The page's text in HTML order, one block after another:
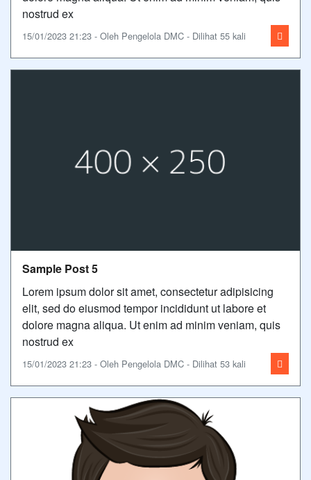
nostrud ex
15/01/2023 21:23 - Oleh Pengelola DMC - Dilihat 55 kali
Sample Post 5
Lorem ipsum dolor sit amet, consectetur adipisicing
elit, sed do eiusmod tempor incididunt ut labore et
dolore magna aliqua. Ut enim ad minim veniam, quis
nostrud ex
15/01/2023 21:23 - Oleh Pengelola DMC - Dilihat 53 kali